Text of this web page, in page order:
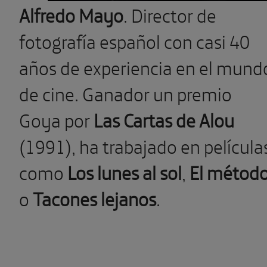
Alfredo Mayo. Director de
fotografía español con casi 40
años de experiencia en el
de cine. Ganador un premio
Goya porLas Cartas de Alou
(1991), ha trabajado en
como Los lunes al sol, El
oTacones lejanos.